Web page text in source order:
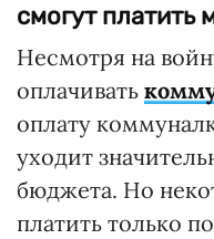
смогут платить
Несмотря на
оплачивать
оплату
уходит
бюджета. Но
платить только